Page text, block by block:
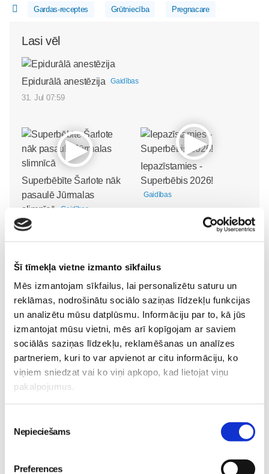
Šī tīmekļa vietne izmanto sīkfailus
Mēs izmantojam sīkfailus, lai personalizētu saturu un
reklāmas, nodrošinātu sociālo saziņas līdzekļu funkcijas
un analizētu mūsu datplūsmu. Informāciju par to, kā jūs
izmantojat mūsu vietni, mēs arī kopīgojam ar saviem
sociālās saziņas līdzekļu, reklamēšanas un analīzes
partneriem, kuri to var apvienot ar citu informāciju, ko
viņiem sniedzat vai ko viņi apkopo, kad lietojat viņu
pakalpojumus.
izvēle
Nepieciešams
Preferences
Gardas-receptes Grūtniecība Pregnacare
Lasi vēl
Epidurālā anestēzija Gaidības
31. Jul 07:59
Superbēbīte Šarlote nāk
pasaulē Jūrmalas
slimnīcā
Gaidības
09. Jul 09:55
Iepazīstamies -
Superbēbis 2026!
Gaidības
tievēšanas” modes risks:
straujš svara zudums var
08. May 09:34